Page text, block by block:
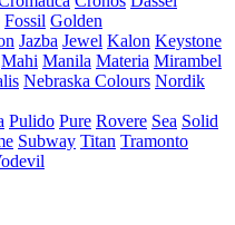
Fossil Golden
Jazba Jewel Kalon Keystone
Mahi Manila Materia Mirambel
Nebraska Colours Nordik
Pulido Pure Rovere Sea Solid
Subway Titan Tramonto